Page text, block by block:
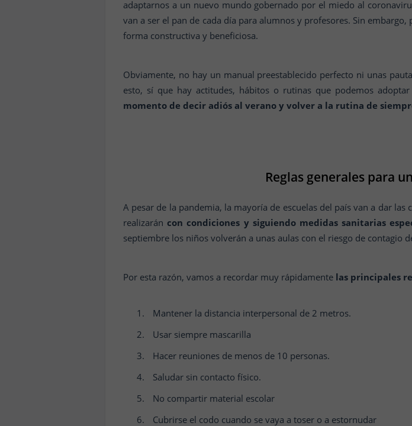
adaptarnos a un nuevo mundo gobernado por el miedo al
van a ser el pan de cada día para alumnos y profesores. Sin
forma constructiva y beneficiosa.
Obviamente, no hay un manual preestablecido perfecto ni unas
esto, sí que hay actitudes, hábitos o rutinas que podemos
momento de decir adiós al verano y volver a la rutina de
Reglas generales para
A pesar de la pandemia, la mayoría de escuelas del país van a dar
realizarán con condiciones y siguiendo medidas sanitarias
septiembre los niños volverán a unas aulas con el riesgo de contagio
Por esta razón, vamos a recordar muy rápidamente las principales
Mantener la distancia interpersonal de 2 metros.
Usar siempre mascarilla
Hacer reuniones de menos de 10 personas.
Saludar sin contacto físico.
No compartir material escolar
Cubrirse el codo cuando se vaya a toser o a estornudar